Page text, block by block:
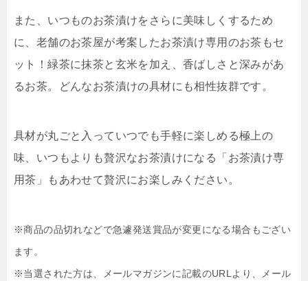
また、いつものお茶漬けをさらに美味しくするため
に、老舗のお茶屋が考案したお茶漬け専用のお茶もセ
ット！緑茶に抹茶と玄米を加え、香ばしさと深みがあ
るお茶。どんなお茶漬けの具材にも相性抜群です。
具材が丸ごと入っていつでも手軽に楽しめる極上の
味、いつもよりも贅沢なお茶漬けになる「お茶漬け専
用茶」もあわせて贅沢にお楽しみください。
※商品の品切れなどで急遽発送賞品が変更になる場合もござい
ます。
※当選された方は、メールマガジンに記載のURLより、メール